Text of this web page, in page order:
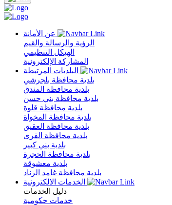
الرؤية والرسالة والقيم
الهيكل التنظيمي
المشاركة الإلكترونية
بلدية محافظة بلجرشي
بلدية محافظة المندق
بلدية محافظة بني حسن
بلدية محافظة قلوة
بلدية محافظة المخواة
بلدية محافظة العقيق
بلدية محافظة القرى
بلدية بني كبير
بلدية محافظة الحجرة
بلدية معشوقة
بلدية محافظة غامد الزناد
دليل الخدمات
خدمات حكومية